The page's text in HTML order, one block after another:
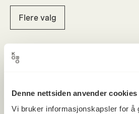
Denne nettsiden anvender cookies
Vi bruker informasjonskapsler for å
Flere valg